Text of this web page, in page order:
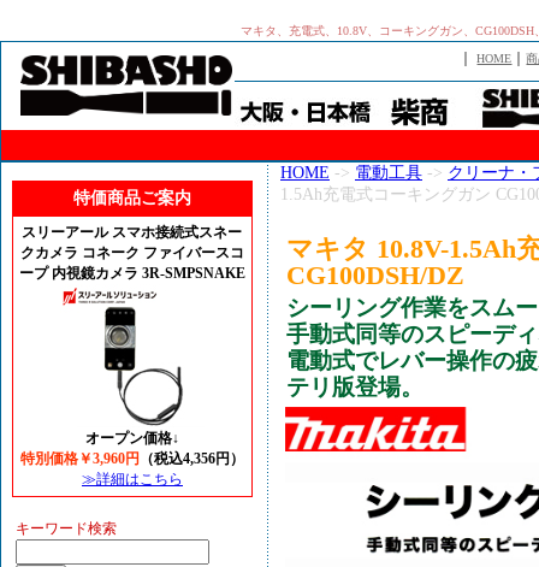
マキタ、充電式、10.8V、コーキングガン、
｜HOME ｜
特価商品ご案内
スリーアール スマホ接続式スネー
クカメラ コネーク ファイバースコ
ープ 内視鏡カメラ 3R-SMPSNAKE
オープン価格↓
特別価格￥3,960円
（税込4,356円）
≫詳細はこちら
キーワード検索
HOME -> 電動工具 -> クリーナ・
1.5Ah充電式コーキングガン
マキタ 10.8V-1.5Ah
CG100DSH/DZ
シーリング作業をスム
手動式同等のスピーデ
電動式でレバー操作の
テリ版登場。